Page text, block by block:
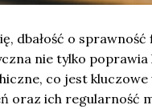
dbałość o
nie tylko poprawia
co jest
oraz ich regularność